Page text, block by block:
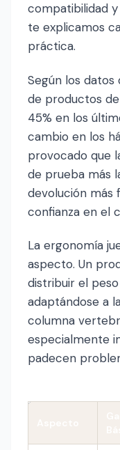
compatibilidad
te explicamos
práctica.
Según los
de productos
45% en los
cambio en los
provocado que
de prueba más
devolución más
confianza en el
La ergonomía
aspecto. Un
distribuir el
adaptándose a
columna
especialmente
padecen